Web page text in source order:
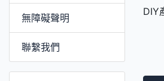
無障礙聲明
聯繫我們
DIY